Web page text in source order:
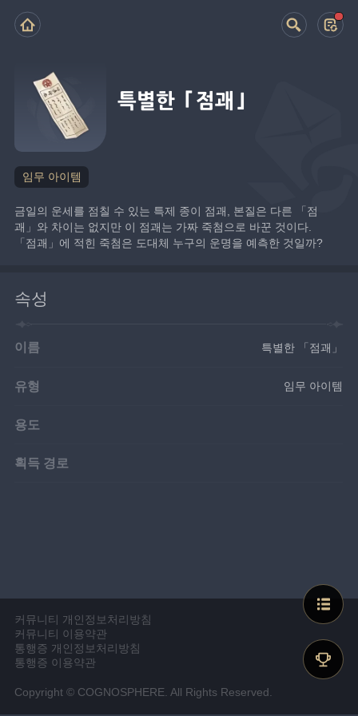
특별한 「점괘」
임무 아이템
금일의 운세를 점칠 수 있는 특제 종이 점괘, 본질은 다른 「점
괘」와 차이는 없지만 이 점괘는 가짜 죽첨으로 바꾼 것이다.
「점괘」에 적힌 죽첨은 도대체 누구의 운명을 예측한 것일까?
속성
이름 특별한 「점괘」
유형 임무 아이템
용도
획득 경로
커뮤니티 개인정보처리방침
커뮤니티 이용약관
통행증 개인정보처리방침
통행증 이용약관
Copyright © COGNOSPHERE. All Rights Reserved.